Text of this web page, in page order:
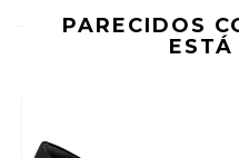
PARECIDOS
ESTÁ